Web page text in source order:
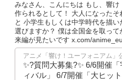
みなさん、こんにちは もし、響
作られるとして！ 大人になった
と 小学生もしくは中学時代を描
選びますか？ 僕は全国金を取っ
来編が見たいです x.com/
アニメ「響け！ユーフォニアム」
✨?質問大募集?✨ 6/6開催
ィバル」 6/7開催「大ヒッ